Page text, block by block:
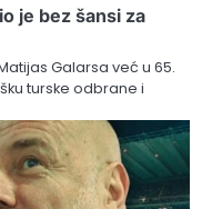
je bez šansi za
Galarsa već u 65.
turske odbrane i